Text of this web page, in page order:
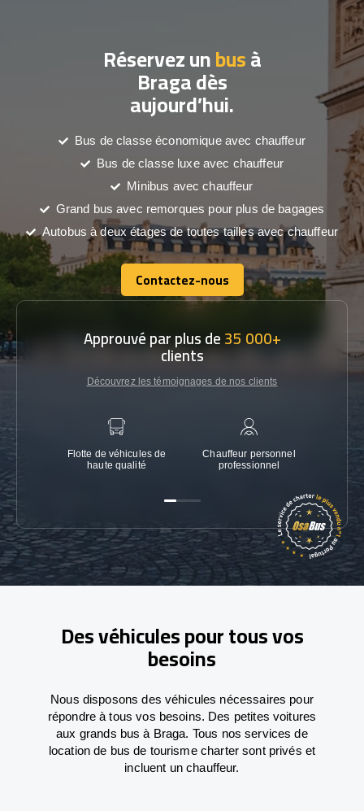
Réservez unbusà
Braga dès
aujourd’hui.
Bus de classe économique avec chauffeur
Bus de classe luxe avec chauffeur
Minibus avec chauffeur
Grand bus avec remorques pour plus de bagages
Autobus à deux étages de toutes tailles avec chauffeur
Contactez-nous
Contactez-nous
Approuvé par plus de35 000+
clients
Découvrez les témoignages de nos clients
Flotte de véhicules de
haute qualité
Chauffeur personnel
professionnel
Des véhicules pour tous vos
besoins
Nous disposons des véhicules nécessaires pour
répondre à tous vos besoins. Des petites voitures
aux grands bus à Braga. Tous nos services de
location de bus de tourisme charter sont privés et
incluent un chauffeur.